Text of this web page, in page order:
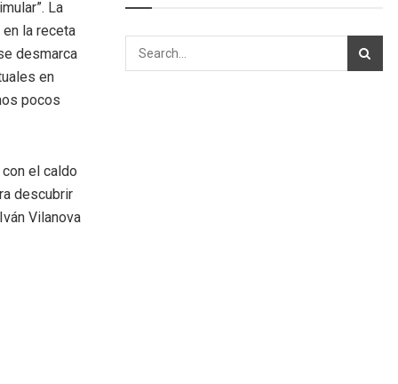
La
la receta
desmarca
en
pocos
el caldo
descubrir
Vilanova